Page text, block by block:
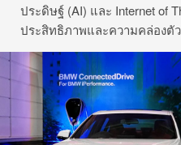
ประดิษฐ์ (AI) และ Internet of
ประสิทธิภาพและความคล่องตั